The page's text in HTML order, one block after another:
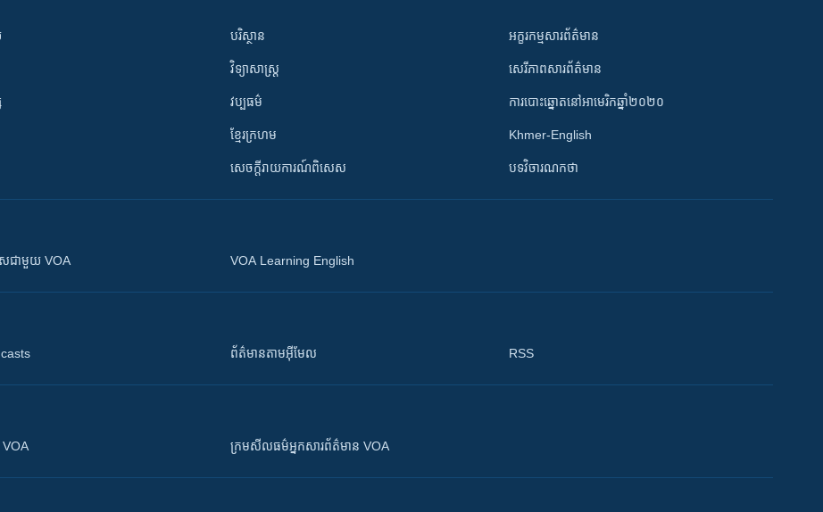
បរិស្ថាន
វិទ្យាសាស្រ្ត
វប្បធម៌
ខ្មែរក្រហម
សេចក្តីរាយការណ៍ពិសេស
អក្ខរកម្មសារព័ត៌មាន
សេរីភាពសារព័ត៌មាន
ការបោះឆ្នោតនៅអាមេរិកឆ្នាំ២០២០
Khmer-English
បទវិចារណកថា
ស​​ជាមួយ VOA VOA Learning English
ព័ត៌មាន​តាម​អ៊ីមែល RSS
VOA ក្រម​​​សីលធម៌​​​អ្នក​​​សារព័ត៌មាន VOA